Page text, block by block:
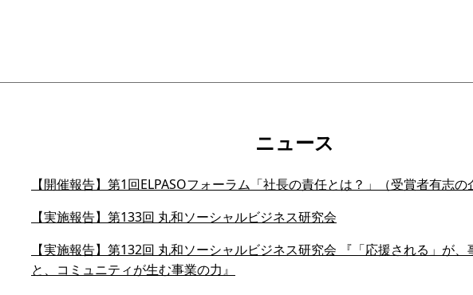
ニュース
【開催報告】第1回ELPASOフォーラム「社長の責任とは？」（受賞者有志の
【実施報告】第133回 丸和ソーシャルビジネス研究会
【実施報告】第132回 丸和ソーシャルビジネス研究会 『「応援される」が
と、コミュニティが生む事業の力』